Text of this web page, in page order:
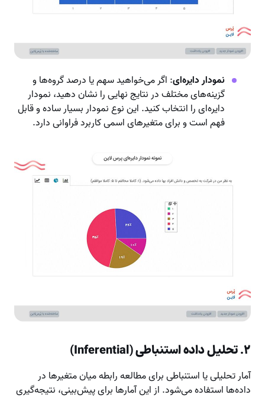
نمودار دایره‌ای: اگر می‌خواهید سهم یا درصد گروه‌ها و
گزینه‌های مختلف در نتایج نهایی را نشان دهید، نمودار
دایره‌ای را انتخاب کنید. این نوع نمودار بسیار ساده و قابل
فهم است و برای متغیرهای اسمی کاربرد فراوانی دارد.
۲. تحلیل داده استنباطی (Inferential)
آمار تحلیلی یا استنباطی برای مطالعه رابطه میان متغیرها در
داده‌ها استفاده می‌شود. از این آمارها برای پیش‌بینی، نتیجه‌گیری